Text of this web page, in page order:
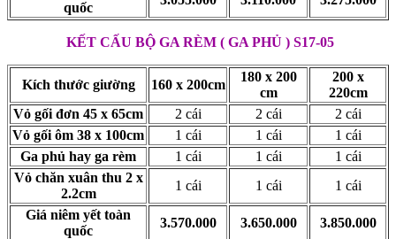
quốc
KẾT CẤU BỘ GA RÈM ( GA PHỦ ) S17-05
Kích thước giường 160 x 200cm
180 x 200
cm
200 x
220cm
Vỏ gối đơn 45 x 65cm
2 cái 2 cái
2 cái
Vỏ gối ôm 38 x 100cm
1 cái 1 cái
1 cái
Ga phủ hay ga rèm
1 cái 1 cái
1 cái
Vỏ chăn xuân thu 2 x
2.2cm
1 cái 1 cái
1 cái
Giá niêm yết toàn
quốc
3.570.000 3.650.000 3.850.000